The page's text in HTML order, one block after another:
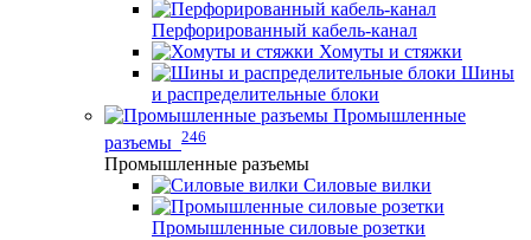
Перфорированный кабель-канал
Хомуты и стяжки
Шины
и распределительные блоки
Промышленные
разъемы 246
Промышленные разъемы
Силовые вилки
Промышленные силовые розетки